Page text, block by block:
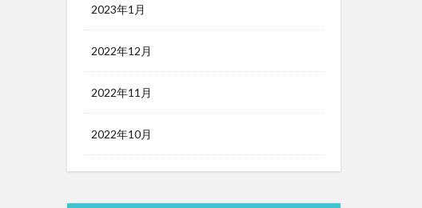
2023年1月
2022年12月
2022年11月
2022年10月